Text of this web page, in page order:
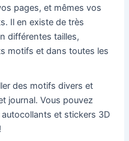
pages, et mêmes vos
Il en existe de très
différentes tailles,
motifs et dans toutes les
des motifs divers et
journal. Vous pouvez
et stickers 3D